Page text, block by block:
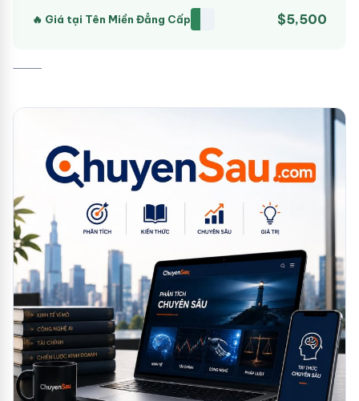
🔥 Giá tại Tên Miền Đẳng Cấp $5,500
⸻